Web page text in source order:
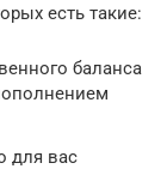
есть такие:
баланса
для вас